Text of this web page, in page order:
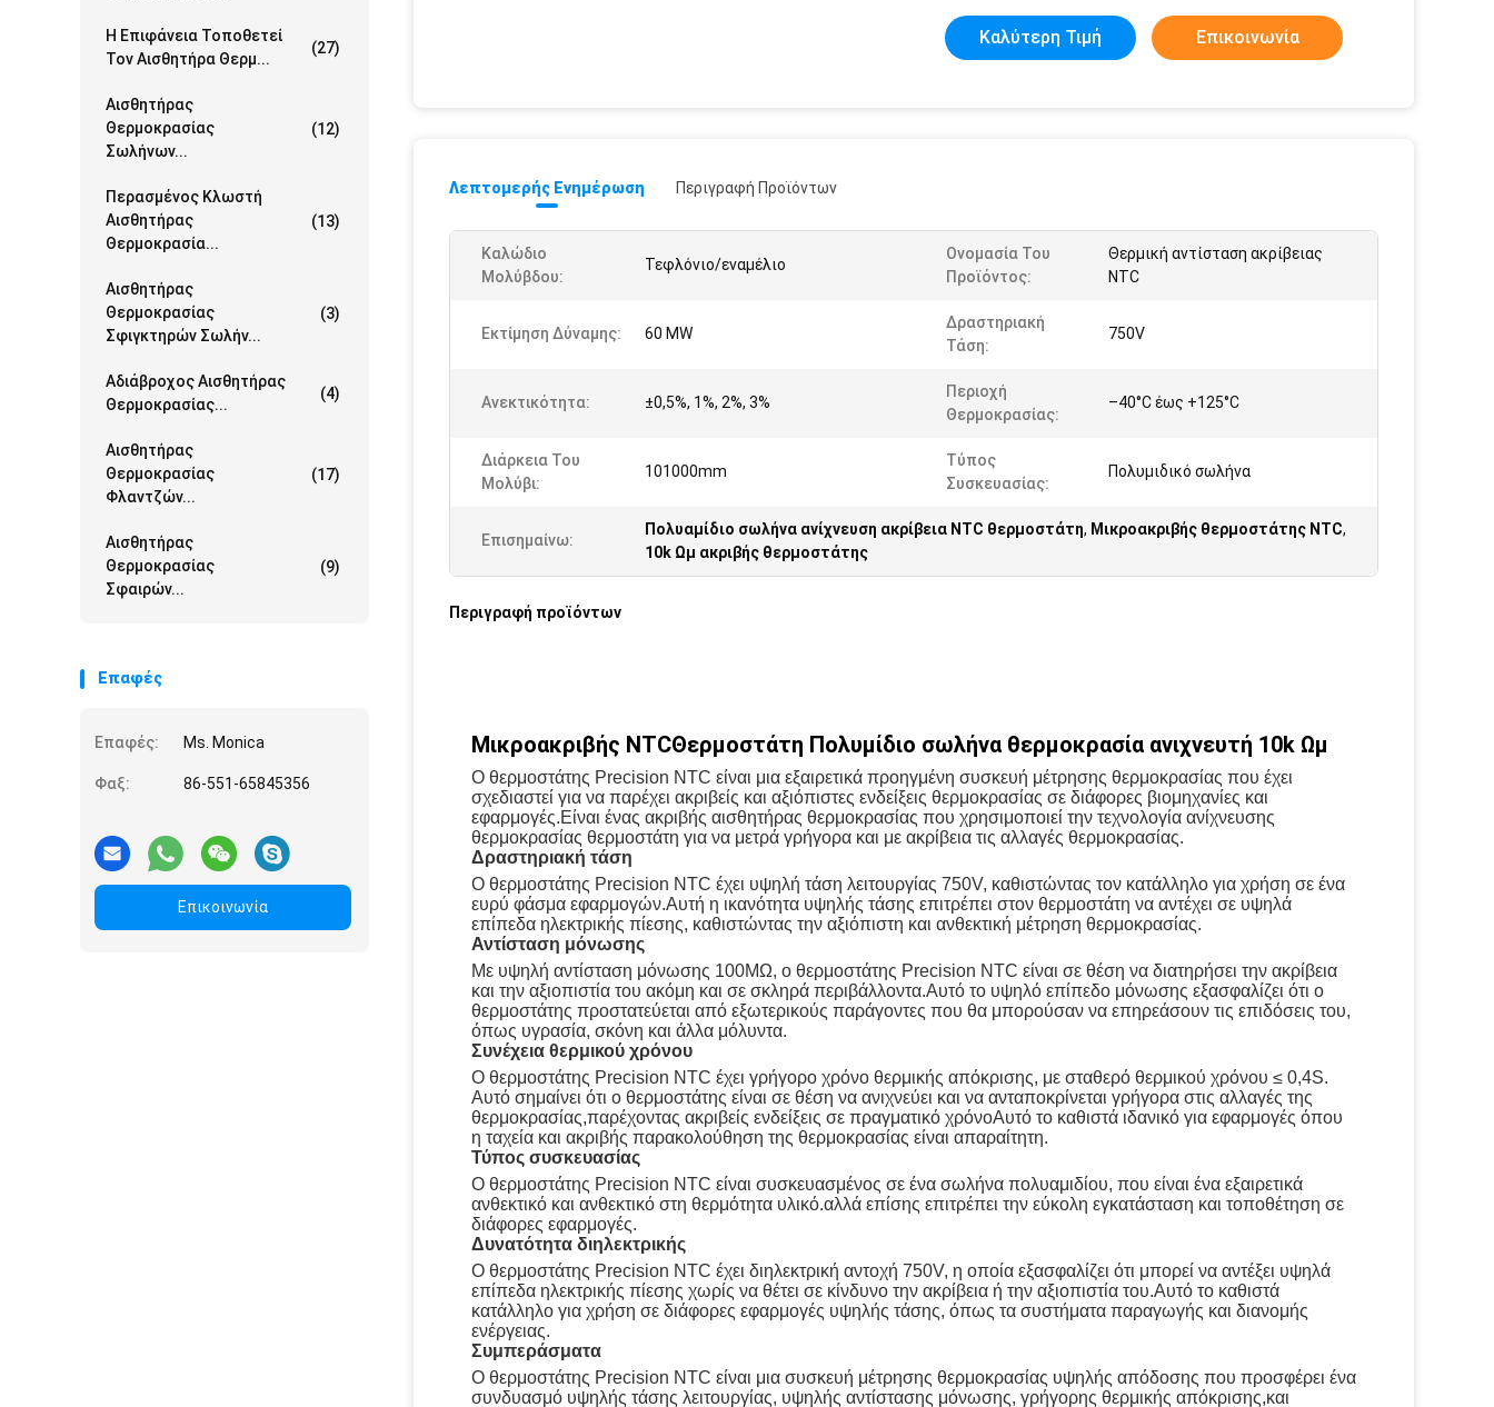
Η Επιφάνεια Τοποθετεί
Τον Αισθητήρα Θερμ...
(27)
Αισθητήρας
Θερμοκρασίας
Σωλήνων...
(12)
Περασμένος Κλωστή
Αισθητήρας
Θερμοκρασία...
(13)
Αισθητήρας
Θερμοκρασίας
Σφιγκτηρών Σωλήν...
(3)
Αδιάβροχος Αισθητήρας
Θερμοκρασίας...
(4)
Αισθητήρας
Θερμοκρασίας
Φλαντζών...
(17)
Αισθητήρας
Θερμοκρασίας
Σφαιρών...
(9)
Επαφές
Επαφές: Ms. Monica
Φαξ: 86-551-65845356
Επικοινωνία
Καλύτερη Τιμή Επικοινωνία
Λεπτομερής Ενημέρωση Περιγραφή Προϊόντων
Καλώδιο
Μολύβδου:
Τεφλόνιο/εναμέλιο
Ονομασία Του
Προϊόντος:
Θερμική αντίσταση ακρίβειας
NTC
Εκτίμηση Δύναμης: 60 MW
Δραστηριακή
Τάση:
750V
Ανεκτικότητα: ±0,5%, 1%, 2%, 3%
Περιοχή
Θερμοκρασίας:
–40°C έως +125°C
Διάρκεια Του
Μολύβι:
101000mm
Τύπος
Συσκευασίας:
Πολυμιδικό σωλήνα
Επισημαίνω:
Πολυαμίδιο σωλήνα ανίχνευση ακρίβεια NTC θερμοστάτη, Μικροακριβής θερμοστάτης NTC,
10k Ωμ ακριβής θερμοστάτης
Περιγραφή προϊόντων
Μικροακριβής NTCΘερμοστάτη Πολυμίδιο σωλήνα θερμοκρασία ανιχνευτή 10k Ωμ
Ο θερμοστάτης Precision NTC είναι μια εξαιρετικά προηγμένη συσκευή μέτρησης θερμοκρασίας που έχει
σχεδιαστεί για να παρέχει ακριβείς και αξιόπιστες ενδείξεις θερμοκρασίας σε διάφορες βιομηχανίες και
εφαρμογές.Είναι ένας ακριβής αισθητήρας θερμοκρασίας που χρησιμοποιεί την τεχνολογία ανίχνευσης
θερμοκρασίας θερμοστάτη για να μετρά γρήγορα και με ακρίβεια τις αλλαγές θερμοκρασίας.
Δραστηριακή τάση
Ο θερμοστάτης Precision NTC έχει υψηλή τάση λειτουργίας 750V, καθιστώντας τον κατάλληλο για χρήση σε ένα
ευρύ φάσμα εφαρμογών.Αυτή η ικανότητα υψηλής τάσης επιτρέπει στον θερμοστάτη να αντέχει σε υψηλά
επίπεδα ηλεκτρικής πίεσης, καθιστώντας την αξιόπιστη και ανθεκτική μέτρηση θερμοκρασίας.
Αντίσταση μόνωσης
Με υψηλή αντίσταση μόνωσης 100MΩ, ο θερμοστάτης Precision NTC είναι σε θέση να διατηρήσει την ακρίβεια
και την αξιοπιστία του ακόμη και σε σκληρά περιβάλλοντα.Αυτό το υψηλό επίπεδο μόνωσης εξασφαλίζει ότι ο
θερμοστάτης προστατεύεται από εξωτερικούς παράγοντες που θα μπορούσαν να επηρεάσουν τις επιδόσεις του,
όπως υγρασία, σκόνη και άλλα μόλυντα.
Συνέχεια θερμικού χρόνου
Ο θερμοστάτης Precision NTC έχει γρήγορο χρόνο θερμικής απόκρισης, με σταθερό θερμικού χρόνου ≤ 0,4S.
Αυτό σημαίνει ότι ο θερμοστάτης είναι σε θέση να ανιχνεύει και να ανταποκρίνεται γρήγορα στις αλλαγές της
θερμοκρασίας,παρέχοντας ακριβείς ενδείξεις σε πραγματικό χρόνοΑυτό το καθιστά ιδανικό για εφαρμογές όπου
η ταχεία και ακριβής παρακολούθηση της θερμοκρασίας είναι απαραίτητη.
Τύπος συσκευασίας
Ο θερμοστάτης Precision NTC είναι συσκευασμένος σε ένα σωλήνα πολυαμιδίου, που είναι ένα εξαιρετικά
ανθεκτικό και ανθεκτικό στη θερμότητα υλικό.αλλά επίσης επιτρέπει την εύκολη εγκατάσταση και τοποθέτηση σε
διάφορες εφαρμογές.
Δυνατότητα διηλεκτρικής
Ο θερμοστάτης Precision NTC έχει διηλεκτρική αντοχή 750V, η οποία εξασφαλίζει ότι μπορεί να αντέξει υψηλά
επίπεδα ηλεκτρικής πίεσης χωρίς να θέτει σε κίνδυνο την ακρίβεια ή την αξιοπιστία του.Αυτό το καθιστά
κατάλληλο για χρήση σε διάφορες εφαρμογές υψηλής τάσης, όπως τα συστήματα παραγωγής και διανομής
ενέργειας.
Συμπεράσματα
Ο θερμοστάτης Precision NTC είναι μια συσκευή μέτρησης θερμοκρασίας υψηλής απόδοσης που προσφέρει ένα
συνδυασμό υψηλής τάσης λειτουργίας, υψηλής αντίστασης μόνωσης, γρήγορης θερμικής απόκρισης,και